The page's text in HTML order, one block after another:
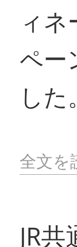
ィ
ペー
した。
全文
JR